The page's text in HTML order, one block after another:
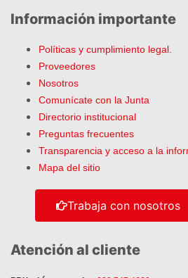
Información importante
Políticas y cumplimiento legal.
Proveedores
Nosotros
Comunícate con la Junta
Directorio institucional
Preguntas frecuentes
Transparencia y acceso a la
Mapa del sitio
Trabaja con nosotros
Atención al cliente